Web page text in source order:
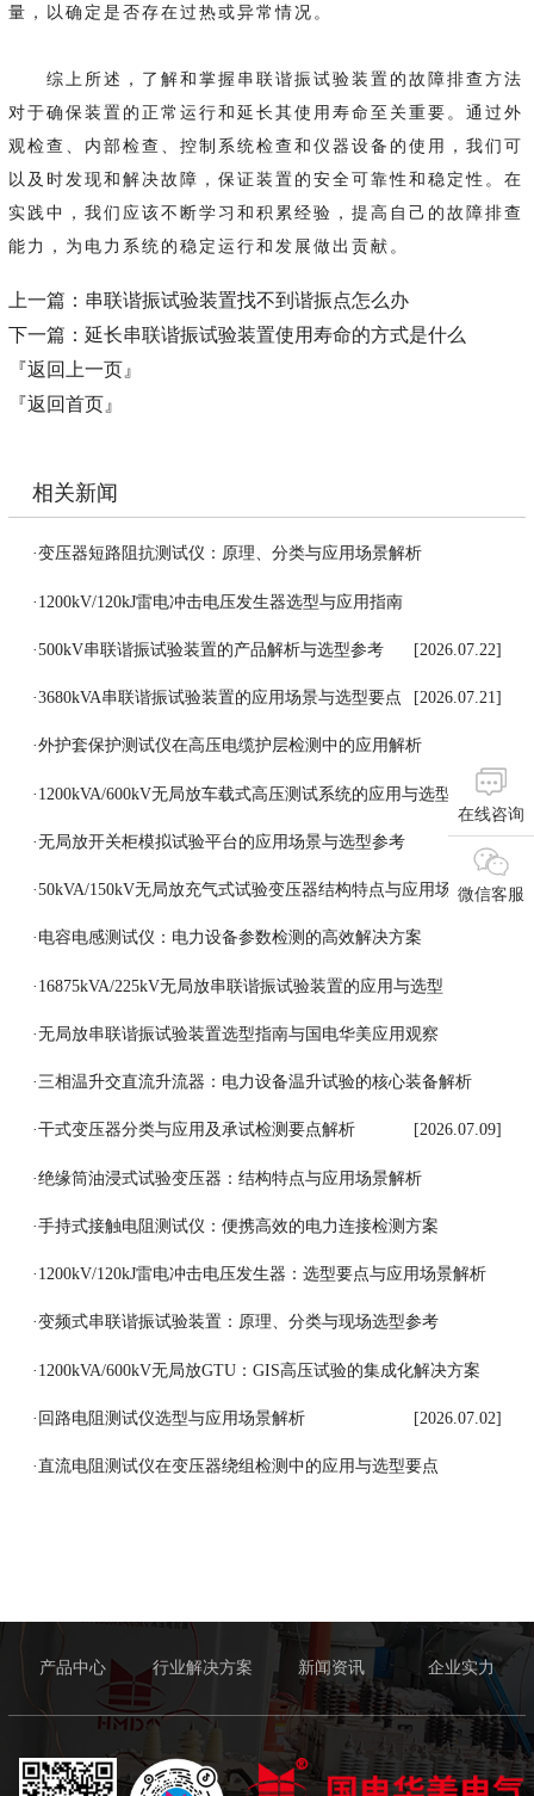
量，以确定是否存在过热或异常情况。
综上所述，了解和掌握串联谐振试验装置的故障排查方法
对于确保装置的正常运行和延长其使用寿命至关重要。通过外
观检查、内部检查、控制系统检查和仪器设备的使用，我们可
以及时发现和解决故障，保证装置的安全可靠性和稳定性。在
实践中，我们应该不断学习和积累经验，提高自己的故障排查
能力，为电力系统的稳定运行和发展做出贡献。
上一篇： 串联谐振试验装置找不到谐振点怎么办
下一篇： 延长串联谐振试验装置使用寿命的方式是什么
『返回上一页』
『返回首页』
相关新闻
·变压器短路阻抗测试仪：原理、分类与应用场景解析
· 1200kV/120kJ雷电冲击电压发生器选型与应用指南
[2026.07.24]
·500kV串联谐振试验装置的产品解析与选型参考 [2026.07.22]
·3680kVA串联谐振试验装置的应用场景与选型要点 [2026.07.21]
·外护套保护测试仪在高压电缆护层检测中的应用解析
[2026.07.18]
· 1200kVA/600kV无局放车载式高压测试系统的应用与选型参考
[2026.07.17]
·无局放开关柜模拟试验平台的应用场景与选型参考
[2026.07.16]
·50kVA/150kV无局放充气式试验变压器结构特点与应用场景
[2026.07.15]
· 电容电感测试仪：电力设备参数检测的高效解决方案
[2026.07.14]
· 16875kVA/225kV无局放串联谐振试验装置的应用与选型
[2026.07.13]
·无局放串联谐振试验装置选型指南与国电华美应用观察
[2026.07.11]
·三相温升交直流升流器：电力设备温升试验的核心装备解析
[2026.07.10]
·干式变压器分类与应用及承试检测要点解析 [2026.07.09]
·绝缘筒油浸式试验变压器：结构特点与应用场景解析
[2026.07.08]
·手持式接触电阻测试仪：便携高效的电力连接检测方案
[2026.07.07]
· 1200kV/120kJ雷电冲击电压发生器：选型要点与应用场景解析
[2026.07.06]
·变频式串联谐振试验装置：原理、分类与现场选型参考
[2026.07.03]
· 1200kVA/600kV无局放GTU：GIS高压试验的集成化解决方案
[2026.07.03]
· 回路电阻测试仪选型与应用场景解析 [2026.07.02]
·直流电阻测试仪在变压器绕组检测中的应用与选型要点
产品中心 行业解决方案 新闻资讯 企业实力
在线咨询
微信客服